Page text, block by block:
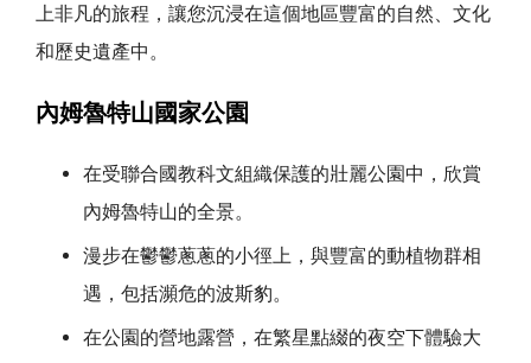
上非凡的旅程，讓您沉浸在這個地區豐富的自然、文化
和歷史遺產中。
內姆魯特山國家公園
在受聯合國教科文組織保護的壯麗公園中，欣賞
內姆魯特山的全景。
漫步在鬱鬱蔥蔥的小徑上，與豐富的動植物群相
遇，包括瀕危的波斯豹。
在公園的營地露營，在繁星點綴的夜空下體驗大